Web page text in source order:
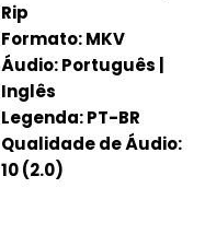
Rip
Formato: MKV
Áudio: Português |
Inglês
Legenda: PT-BR
Qualidade de Áudio:
10 (2.0)